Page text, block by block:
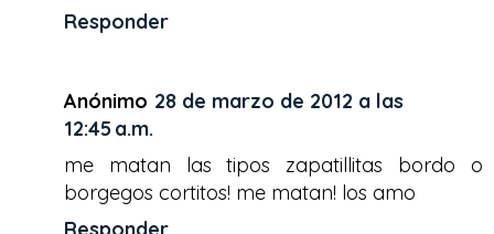
Responder
Anónimo 28 de marzo de 2012 a las
12:45 a.m.
me matan las tipos zapatillitas bordo o
borgegos cortitos! me matan! los amo